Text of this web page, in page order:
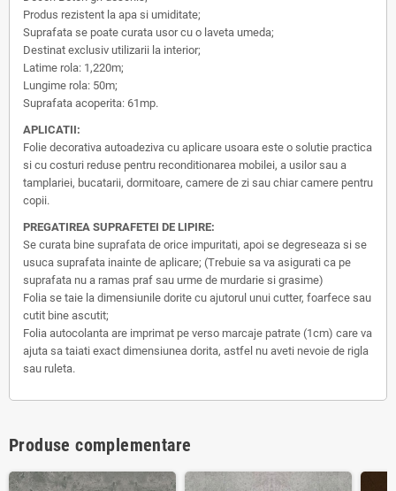
Produs rezistent la apa si umiditate;
Suprafata se poate curata usor cu o laveta umeda;
Destinat exclusiv utilizarii la interior;
Latime rola: 1,220m;
Lungime rola: 50m;
Suprafata acoperita: 61mp.
APLICATII:
Folie decorativa autoadeziva cu aplicare usoara este o solutie practica
si cu costuri reduse pentru reconditionarea mobilei, a usilor sau a
tamplariei, bucatarii, dormitoare, camere de zi sau chiar camere pentru
copii.
PREGATIREA SUPRAFETEI DE LIPIRE:
Se curata bine suprafata de orice impuritati, apoi se degreseaza si se
usuca suprafata inainte de aplicare; (Trebuie sa va asigurati ca pe
suprafata nu a ramas praf sau urme de murdarie si grasime)
Folia se taie la dimensiunile dorite cu ajutorul unui cutter, foarfece sau
cutit bine ascutit;
Folia autocolanta are imprimat pe verso marcaje patrate (1cm) care va
ajuta sa taiati exact dimensiunea dorita, astfel nu aveti nevoie de rigla
sau ruleta.
Produse complementare